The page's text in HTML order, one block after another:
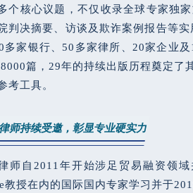
个核心议题，不仅收录全球专家独
判决摘要、访谈及欺诈案例报告等
多家银行、50多家律所、20家企业
篇，29年的持续出版历程奠定了
考工具。
师持续受邀，彰显专业硬实力
师自2011年开始涉足贸易融资领
教授在内的国际国内专家学习并于